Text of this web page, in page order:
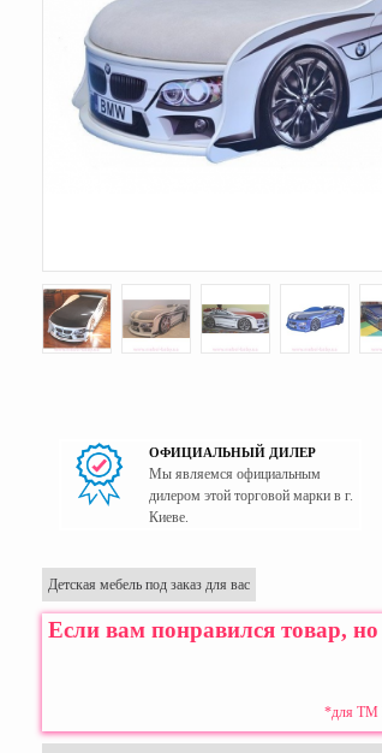
ОФИЦИАЛЬНЫЙ ДИЛЕР
Мы являемся официальным
дилером этой торговой марки в г.
Киеве.
Детская мебель под заказ для вас
Если вам понравился товар,
*для ТМ